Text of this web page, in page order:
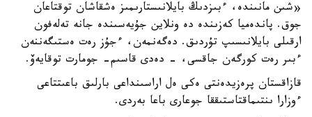
«شىن مانىندە، ءبىزدىڭ بايلانىستارىمىز ەشقاشان توقتاعان
جوق. پاندەميا كەزىندە دە ونلاين جۇيەسىندە جانە تەلەفون
ارقىلى بايلانىسىپ تۇردىق. دەگەنمەن، ءجۇز رەت ەستىگەننەن
ءبىر رەت كورگەن جاقسى، - دەدى قاسىم- جومارت توقايەۆ.
قازاقستان پرەزيدەنتى ەكى ەل اراسىنداعى بارلىق باعىتتاعى
ءوزارا ىنتىماقتاستىققا جوعارى باعا بەردى.